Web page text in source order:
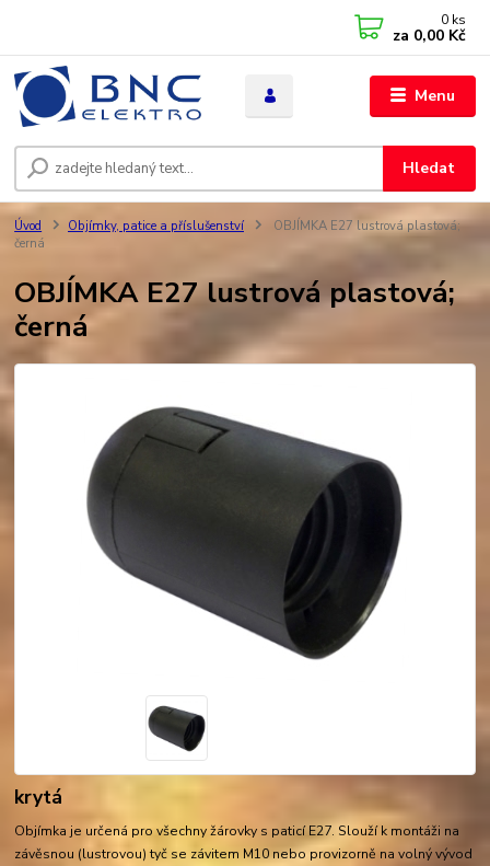
Menu
Hledat
0 ks
za 0,00 Kč
Úvod Objímky, patice a příslušenství
OBJÍMKA E27 lustrová plastová;
černá
OBJÍMKA E27 lustrová plastová;
černá
krytá
Objímka je určená pro všechny žárovky s paticí E27. Slouží k montáži na
závěsnou (lustrovou) tyč se závitem M10 nebo provizorně na volný vývod